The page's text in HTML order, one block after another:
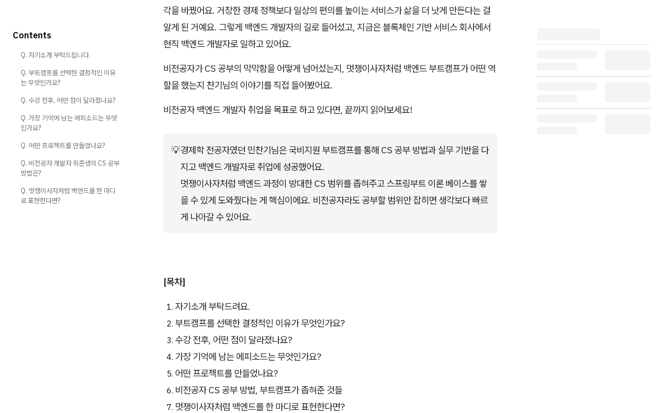
각을 바꿨어요. 거창한 경제 정책보다 일상의 편의를 높이는 서비스가 삶을 더 낫게 만든다는 걸
알게 된 거예요. 그렇게 백엔드 개발자의 길로 들어섰고, 지금은 블록체인 기반 서비스 회사에서
현직 백엔드 개발자로 일하고 있어요.
비전공자가 CS 공부의 막막함을 어떻게 넘어섰는지, 멋쟁이사자처럼 백엔드 부트캠프가 어떤 역
할을 했는지 찬기님의 이야기를 직접 들어봤어요.
비전공자 백엔드 개발자 취업을 목표로 하고 있다면, 끝까지 읽어보세요!
💡경제학 전공자였던 민찬기님은 국비지원 부트캠프를 통해 CS 공부 방법과 실무 기반을 다
지고 백엔드 개발자로 취업에 성공했어요.
멋쟁이사자처럼 백엔드 과정이 방대한 CS 범위를 좁혀주고 스프링부트 이론 베이스를 쌓
을 수 있게 도와줬다는 게 핵심이에요. 비전공자라도 공부할 범위만 잡히면 생각보다 빠르
게 나아갈 수 있어요.
[목차]
자기소개 부탁드려요.
부트캠프를 선택한 결정적인 이유가 무엇인가요?
수강 전후, 어떤 점이 달라졌나요?
가장 기억에 남는 에피소드는 무엇인가요?
어떤 프로젝트를 만들었나요?
비전공자 CS 공부 방법, 부트캠프가 좁혀준 것들
멋쟁이사자처럼 백엔드를 한 마디로 표현한다면?
Contents
Q. 자기소개 부탁드립니다.
Q. 부트캠프를 선택한 결정적인 이유
는 무엇인가요?
Q. 수강 전후, 어떤 점이 달라졌나요?
Q. 가장 기억에 남는 에피소드는 무엇
인가요?
Q. 어떤 프로젝트를 만들었나요?
Q. 비전공자 개발자 취준생의 CS 공부
방법은?
Q. 멋쟁이사자처럼 백엔드를 한 마디
로 표현한다면?